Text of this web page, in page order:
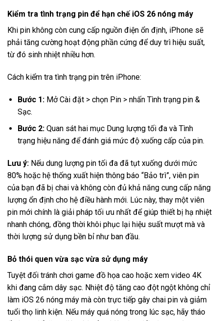
Kiểm tra tình trạng pin để hạn chế iOS 26 nóng máy
Khi pin không còn cung cấp nguồn điện ổn định, iPhone sẽ
phải tăng cường hoạt động phần cứng để duy trì hiệu suất,
từ đó sinh nhiệt nhiều hơn.
Cách kiểm tra tình trạng pin trên iPhone:
Bước 1: Mở Cài đặt > chọn Pin > nhấn Tình trạng pin &
Sạc.
Bước 2: Quan sát hai mục Dung lượng tối đa và Tình
trạng hiệu năng để đánh giá mức độ xuống cấp của pin.
Lưu ý: Nếu dung lượng pin tối đa đã tụt xuống dưới mức
80% hoặc hệ thống xuất hiện thông báo “Bảo trì”, viên pin
của bạn đã bị chai và không còn đủ khả năng cung cấp năng
lượng ổn định cho hệ điều hành mới. Lúc này, thay một viên
pin mới chính là giải pháp tối ưu nhất để giúp thiết bị hạ nhiệt
nhanh chóng, đồng thời khôi phục lại hiệu suất mượt mà và
thời lượng sử dụng bền bỉ như ban đầu.
Bỏ thói quen vừa sạc vừa sử dụng máy
Tuyệt đối tránh chơi game đồ họa cao hoặc xem video 4K
khi đang cắm dây sạc. Nhiệt độ tăng cao đột ngột không chỉ
làm iOS 26 nóng máy mà còn trực tiếp gây chai pin và giảm
tuổi thọ linh kiện. Nếu máy quá nóng trong lúc sạc, hãy tháo